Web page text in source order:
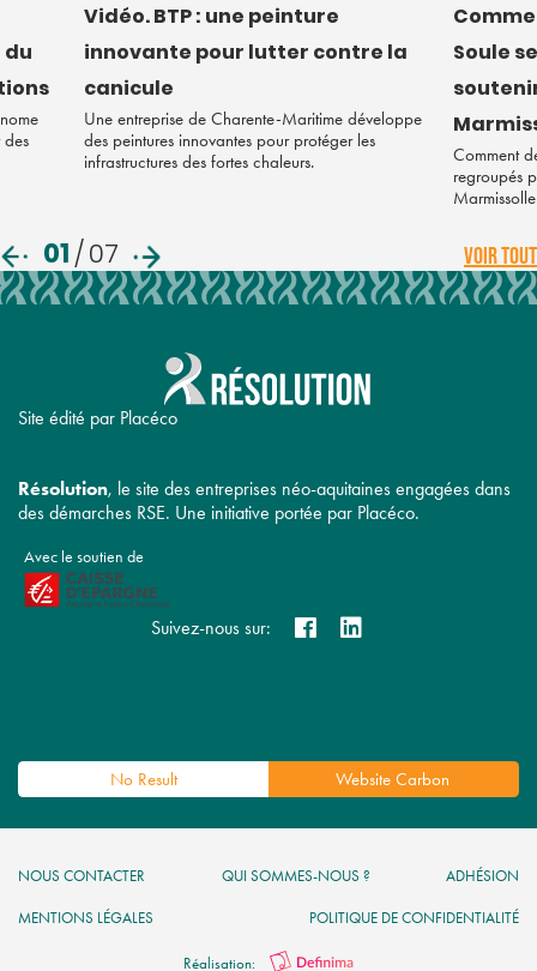
des
Vidéo. BTP : une peinture
innovante pour lutter contre la
canicule
Une entreprise de Charente-Maritime développe
des peintures innovantes pour protéger les
infrastructures des fortes chaleurs.
Soule
Comment
regroupés
Marmissolle
01/07 VOIR TOUT
Site édité par Placéco
Résolution, le site des entreprises néo-aquitaines engagées dans
des démarches RSE. Une initiative portée par Placéco.
Avec le soutien de
Suivez-nous sur:
No Result Website Carbon
NOUS CONTACTER QUI SOMMES-NOUS ? ADHÉSION
MENTIONS LÉGALES POLITIQUE DE CONFIDENTIALITÉ
Réalisation: